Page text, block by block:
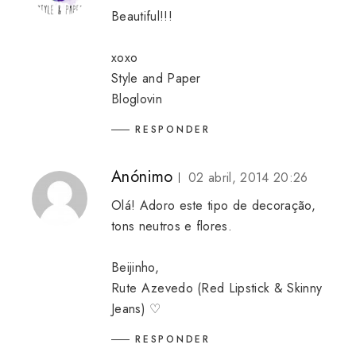
Beautiful!!!
xoxo
Style and Paper
Bloglovin
RESPONDER
Anónimo
02 abril, 2014 20:26
Olá! Adoro este tipo de decoração,
tons neutros e flores.
Beijinho,
Rute Azevedo (Red Lipstick & Skinny
Jeans) ♡
RESPONDER